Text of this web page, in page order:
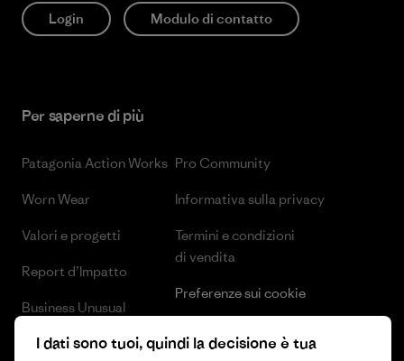
Login Modulo di contatto
Per saperne di più
Patagonia Action Works
Worn Wear
Valori e progetti
Report d’Impatto
Business Unusual
Obiettivi climatici
Pro Community
Informativa sulla privacy
Termini e condizioni
di vendita
Preferenze sui cookie
I dati sono tuoi, quindi la decisione è tua